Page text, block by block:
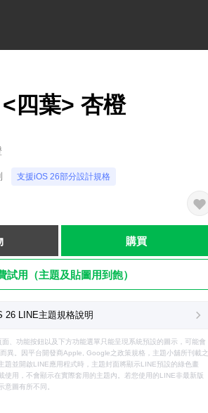
四葉> 杏橙
支援iOS 26部分設計規格
購買
試用（主題及貼圖用到飽）
26 LINE主題規格說明
、功能按鈕以及下方功能選單只能呈現系統預設的圖示，可能會
異。因平台開發商Apple, Google之政策規格，主題小舖所刊載之
題並開啟LINE應用程式時，主題封面將顯示LINE預設的綠色畫
使用，不會顯示在實際套用的主題內。若您使用的LINE非最新版
意圖有所不同。